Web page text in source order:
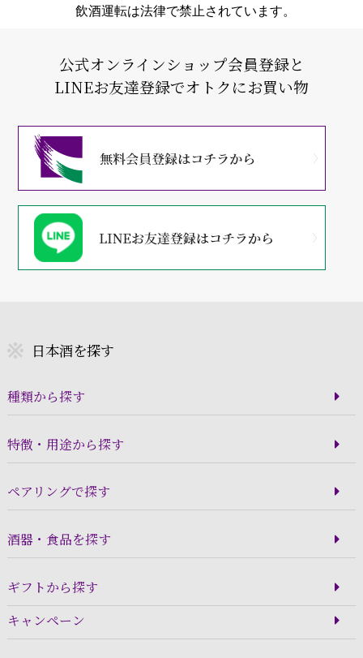
飲酒運転は法律で禁止されています。
公式オンラインショップ会員登録と
LINEお友達登録でオトクにお買い物
日本酒を探す
種類から探す
特徴・用途から探す
ペアリングで探す
酒器・食品を探す
ギフトから探す
キャンペーン